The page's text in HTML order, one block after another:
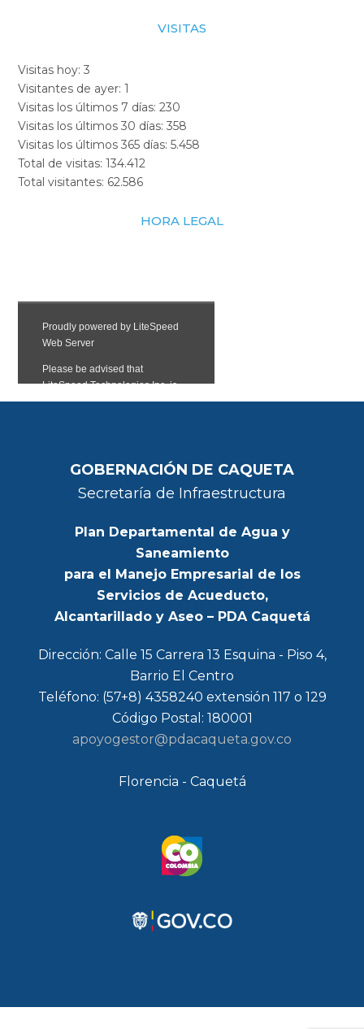
VISITAS
Visitas hoy:3
Visitantes de ayer:1
Visitas los últimos 7 días:230
Visitas los últimos 30 días:358
Visitas los últimos 365 días:5.458
Total de visitas:134.412
Total visitantes: 62.586
HORA LEGAL
GOBERNACIÓN DE CAQUETA
Secretaría de Infraestructura
Plan Departamental de Agua y
Saneamiento
para el Manejo Empresarial de los
Servicios de Acueducto,
Alcantarillado y Aseo – PDA Caquetá
Dirección: Calle 15 Carrera 13 Esquina - Piso 4,
Barrio El Centro
Teléfono: (57+8) 4358240 extensión 117 o 129
Código Postal: 180001
apoyogestor@pdacaqueta.gov.co
Florencia - Caquetá